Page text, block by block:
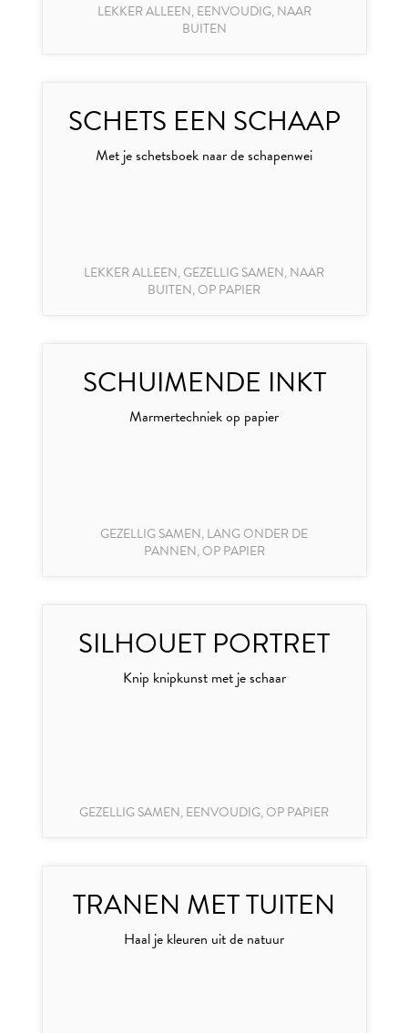
LEKKER ALLEEN, EENVOUDIG, NAAR
BUITEN
SCHETS EEN SCHAAP
Met je schetsboek naar de schapenwei
LEKKER ALLEEN, GEZELLIG SAMEN, NAAR
BUITEN, OP PAPIER
SCHUIMENDE INKT
Marmertechniek op papier
GEZELLIG SAMEN, LANG ONDER DE
PANNEN, OP PAPIER
SILHOUET PORTRET
Knip knipkunst met je schaar
GEZELLIG SAMEN, EENVOUDIG, OP PAPIER
TRANEN MET TUITEN
Haal je kleuren uit de natuur